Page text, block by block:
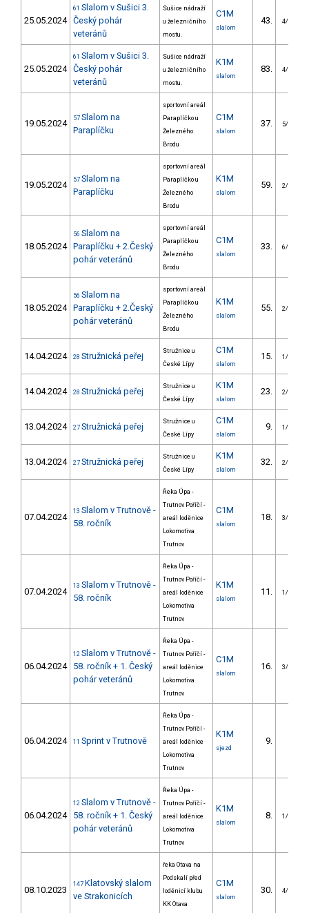
25.05.2024
61 Slalom v Sušici 3.
Český pohár
veteránů
Sušice nádraží
u železničního
mostu.
C1M
slalom
43. 4/VS
25.05.2024
61 Slalom v Sušici 3.
Český pohár
veteránů
Sušice nádraží
u železničního
mostu.
K1M
slalom
83. 4/VS
19.05.2024 57 Slalom na
Paraplíčku
sportovní areál
Paraplíčko u
Železného
Brodu
C1M
slalom
37. 5/VS
19.05.2024 57 Slalom na
Paraplíčku
sportovní areál
Paraplíčko u
Železného
Brodu
K1M
slalom
59. 2/VS
18.05.2024
56 Slalom na
Paraplíčku + 2.Český
pohár veteránů
sportovní areál
Paraplíčko u
Železného
Brodu
C1M
slalom
33. 6/VS
18.05.2024
56 Slalom na
Paraplíčku + 2.Český
pohár veteránů
sportovní areál
Paraplíčko u
Železného
Brodu
K1M
slalom
55. 2/VS
14.04.2024 28 Stružnická peřej
Stružnice u
České Lípy
C1M
slalom
15. 1/VS
14.04.2024 28 Stružnická peřej
Stružnice u
České Lípy
K1M
slalom
23. 2/VS
13.04.2024 27 Stružnická peřej
Stružnice u
České Lípy
C1M
slalom
9. 1/VS
13.04.2024 27 Stružnická peřej
Stružnice u
České Lípy
K1M
slalom
32. 2/VS
07.04.2024
13 Slalom v Trutnově -
58. ročník
Řeka Úpa -
Trutnov Poříčí -
areál loděnice
Lokomotiva
Trutnov
C1M
slalom
18. 3/VS
07.04.2024
13 Slalom v Trutnově -
58. ročník
Řeka Úpa -
Trutnov Poříčí -
areál loděnice
Lokomotiva
Trutnov
K1M
slalom
11. 1/VS
06.04.2024
12 Slalom v Trutnově -
58. ročník + 1. Český
pohár veteránů
Řeka Úpa -
Trutnov Poříčí -
areál loděnice
Lokomotiva
Trutnov
C1M
slalom
16. 3/VS
06.04.2024 11 Sprint v Trutnově
Řeka Úpa -
Trutnov Poříčí -
areál loděnice
Lokomotiva
Trutnov
K1M
sjezd
9.
06.04.2024
12 Slalom v Trutnově -
58. ročník + 1. Český
pohár veteránů
Řeka Úpa -
Trutnov Poříčí -
areál loděnice
Lokomotiva
Trutnov
K1M
slalom
8. 1/VS
08.10.2023
147 Klatovský slalom
ve Strakonicích
řeka Otava na
Podskalí před
loděnicí klubu
KK Otava
C1M
slalom
30. 4/VS